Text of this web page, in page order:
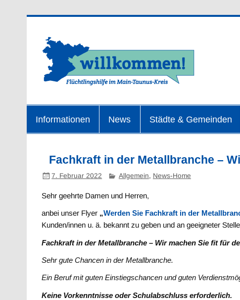
Informationen News Städte & Gemeinden
Fachkraft in der Metallbranche –
7. Februar 2022 Allgemein, News-Home
Sehr geehrte Damen und Herren,
anbei unser Flyer „Werden Sie Fachkraft in der
Kunden/innen u. ä. bekannt zu geben und an geeigneter
Fachkraft in der Metallbranche – Wir machen Sie fit für
Sehr gute Chancen in der Metallbranche.
Ein Beruf mit guten Einstiegschancen und guten
Keine Vorkenntnisse oder Schulabschluss erforderlich.